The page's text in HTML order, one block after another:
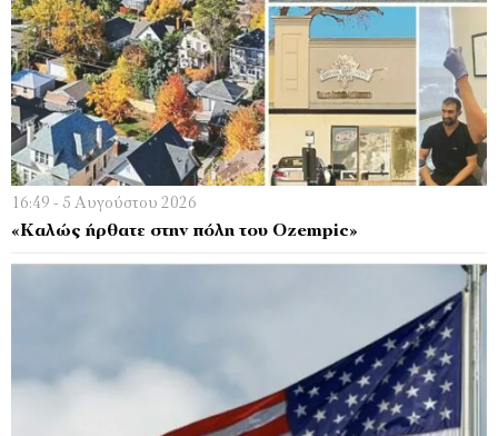
16:49 - 5 Αυγούστου 2026
«Καλώς ήρθατε στην πόλη του Ozempic»